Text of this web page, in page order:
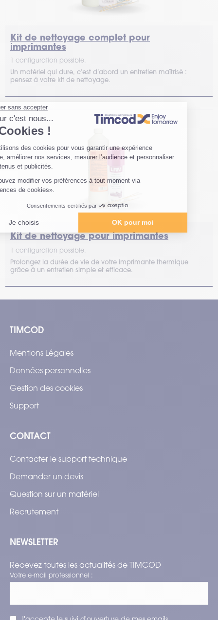
Kit de nettoyage complet pour
imprimantes
1 configuration possible.
Un matériel qui dure, c’est d’abord un entretien maîtrisé :
pensez à votre kit de nettoyage.
Kit de nettoyage pour imprimantes
1 configuration possible.
Prolongez la durée de vie de votre imprimante thermique
grâce à un entretien simple et efficace.
TIMCOD
Mentions Légales
Données personnelles
Gestion des cookies
Support
CONTACT
Contacter le support technique
Demander un devis
Question sur un matériel
Recrutement
NEWSLETTER
Recevez toutes les actualités de TIMCOD
Votre e-mail professionnel :